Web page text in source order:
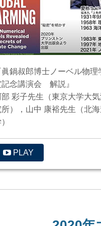
鍋叔郎博士ノーベル物理
記念講演会 解説』
彩子先生（東京大学大
），山中 康裕先生（北
PLAY